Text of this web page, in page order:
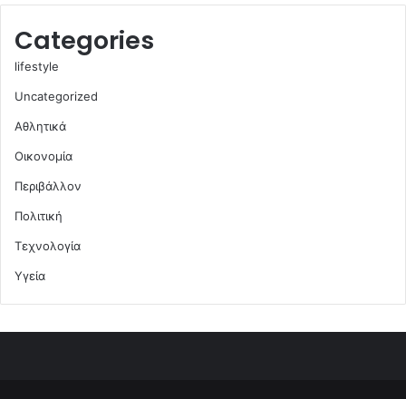
Categories
lifestyle
Uncategorized
Αθλητικά
Οικονομία
Περιβάλλον
Πολιτική
Τεχνολογία
Υγεία